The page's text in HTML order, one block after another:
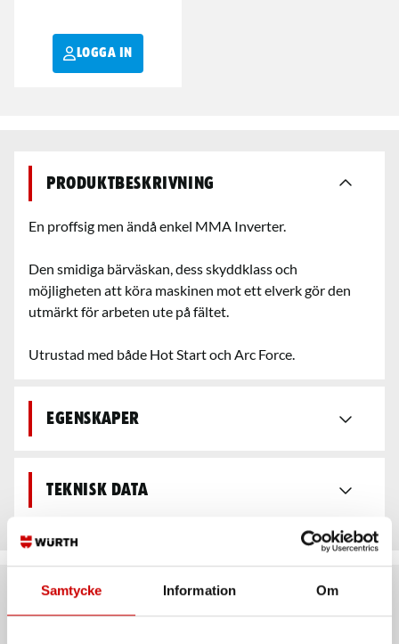
Samtycke Information Om
LOGGA IN
Produktbeskrivning
En proffsig men ändå enkel MMA Inverter.
Den smidiga bärväskan, dess skyddklass och
möjligheten att köra maskinen mot ett elverk gör den
utmärkt för arbeten ute på fältet.
Utrustad med både Hot Start och Arc Force.
Egenskaper
Teknisk data